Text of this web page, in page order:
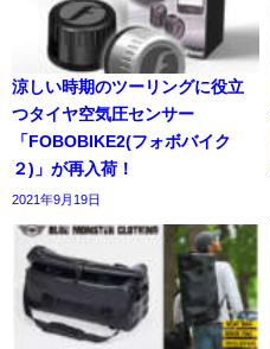
涼しい時期のツーリングに役立
つタイヤ空気圧センサー
「FOBOBIKE2(フォボバイク
２)」が再入荷！
2021年9月19日